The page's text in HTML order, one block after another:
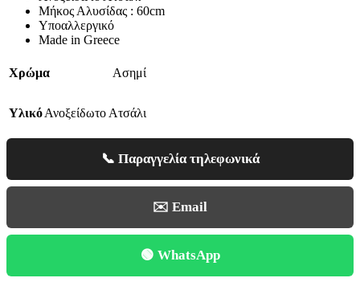
35,50€.είναι:
24,85€.
Μήκος Αλυσίδας : 60cm
Υποαλλεργικό
Made in Greece
Χρώμα Ασημί
ΥλικόΑνοξείδωτο Ατσάλι
📞 Παραγγελία τηλεφωνικά
✉️ Email
🟢 WhatsApp